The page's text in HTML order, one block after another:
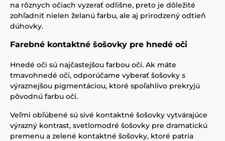
na rôznych očiach vyzerať odlišne, preto je dôležité
zohľadniť nielen želanú farbu, ale aj prirodzený odtieň
dúhovky.
Farebné kontaktné šošovky pre hnedé oči
Hnedé oči sú najčastejšou farbou očí. Ak máte
tmavohnedé oči, odporúčame vyberať šošovky s
výraznejšou pigmentáciou, ktoré spoľahlivo prekryjú
pôvodnú farbu očí.
Veľmi obľúbené sú sivé kontaktné šošovky vytvárajúce
výrazný kontrast, svetlomodré šošovky pre dramatickú
premenu a zelené kontaktné šošovky, ktoré patria